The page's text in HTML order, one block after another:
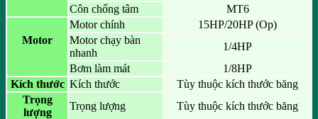
Côn chống tâm
MT6
Motor
Motor chính
15HP/20HP (Op)
Motor chạy bàn
nhanh
1/4HP
Bơm làm mát
1/8HP
Kích thước Kích thước
Tùy thuộc kích thước băng
Trọng
lượng
Trọng lượng Tùy thuộc kích thước băng